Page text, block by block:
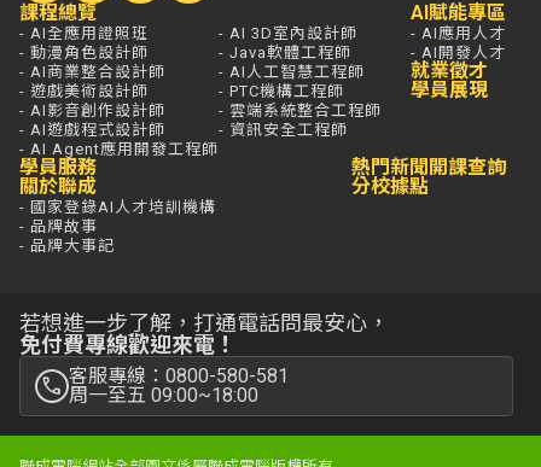
課程總覽
- AI全應用證照班
- 動漫角色設計師
- AI商業整合設計師
- 遊戲美術設計師
- AI影音創作設計師
- AI遊戲程式設計師
- AI Agent應用開發工程師
- AI 3D室內設計師
- Java軟體工程師
- AI人工智慧工程師
- PTC機構工程師
- 雲端系統整合工程師
- 資訊安全工程師
AI賦能專區
- AI應用人才
- AI開發人才
就業徵才
學員展現
學員服務
關於聯成
- 國家登錄AI人才培訓機構
- 品牌故事
- 品牌大事記
熱門新聞
分校據點
開課查詢
若想進一步了解，打通電話問最安心，
免付費專線歡迎來電！
客服專線：0800-580-581
周一至五 09:00~18:00